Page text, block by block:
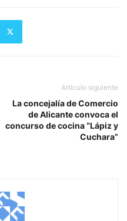
Artículo siguiente
La concejalía de Comercio
de Alicante convoca el
concurso de cocina “Lápiz y
Cuchara”